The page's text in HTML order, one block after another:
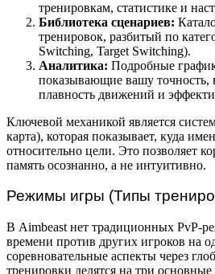
тренировкам, статистике и
Библиотека сценариев:
тренировок, разбитый по
Switching, Target Switching).
Аналитика: Подробные
показывающие вашу точность,
плавность движений и
Ключевой механикой является
карта), которая показывает, куда
относительно цели. Это позволяет
память осознанно, а не интуитивно.
Режимы игры (Типы
В Aimbeast нет традиционных PvP-
времени против других игроков на
соревновательные аспекты через
тренировки делятся на три основные